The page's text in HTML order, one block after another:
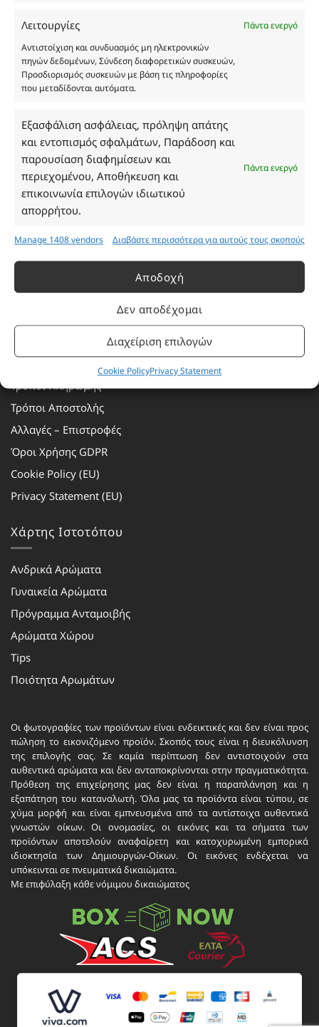
Λειτουργίες
Πάντα ενεργό
Αντιστοίχιση και συνδυασμός μη ηλεκτρονικών
πηγών δεδομένων, Σύνδεση διαφορετικών συσκευών,
Προσδιορισμός συσκευών με βάση τις πληροφορίες
που μεταδίδονται αυτόματα.
Εξασφάλιση ασφάλειας, πρόληψη απάτης
και εντοπισμός σφαλμάτων, Παράδοση και
παρουσίαση διαφημίσεων και
περιεχομένου, Αποθήκευση και
επικοινωνία επιλογών ιδιωτικού
απορρήτου.
Πάντα ενεργό
Manage 1408 vendors Διαβάστε περισσότερα για αυτούς τους σκοπούς
Αποδοχή
Δεν αποδέχομαι
Διαχείριση επιλογών
Cookie PolicyPrivacy Statement
Τηλ. 2314 016010
ΑΦΜ 803285309
ΓΕΜΗ 193802504000
Ωράριο Καταστήματος
Δευτέρα: 08:30–16:30
Τρίτη: 08:30–16:30
Τετάρτη: 08:30–16:30
Πέμπτη: 08:30–16:30
Παρασκευή: 08:30–16:30
Σάββατο - Κυριακή: Κλειστά
Πρόγραμμα Ανταμοιβής
Τρόποι Πληρωμής
Τρόποι Αποστολής
Αλλαγές – Επιστροφές
Όροι Χρήσης GDPR
Cookie Policy (EU)
Privacy Statement (EU)
Χάρτης Ιστοτόπου
Ανδρικά Αρώματα
Γυναικεία Αρώματα
Πρόγραμμα Ανταμοιβής
Αρώματα Χώρου
Tips
Ποιότητα Αρωμάτων
Οι φωτογραφίες των προϊόντων είναι ενδεικτικές και δεν είναι προς
πώληση το εικονιζόμενο προϊόν. Σκοπός τους είναι η διευκόλυνση
της επιλογής σας. Σε καμία περίπτωση δεν αντιστοιχούν στα
αυθεντικά αρώματα και δεν ανταποκρίνονται στην πραγματικότητα.
Πρόθεση της επιχείρησης μας δεν είναι η παραπλάνηση και η
εξαπάτηση του καταναλωτή. Όλα μας τα προϊόντα είναι τύπου, σε
χύμα μορφή και είναι εμπνευσμένα από τα αντίστοιχα αυθεντικά
γνωστών οίκων. Οι ονομασίες, οι εικόνες και τα σήματα των
προϊόντων αποτελούν αναφαίρετη και κατοχυρωμένη εμπορικά
ιδιοκτησία των Δημιουργών-Οίκων. Οι εικόνες ενδέχεται να
υπόκεινται σε πνευματικά δικαιώματα.
Με επιφύλαξη κάθε νόμιμου δικαιώματος